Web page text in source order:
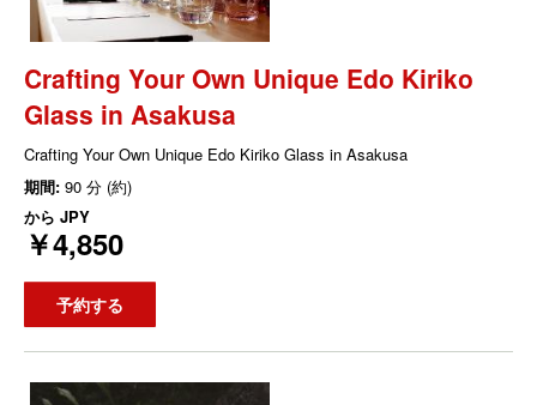
Crafting Your Own Unique Edo Kiriko
Glass in Asakusa
Crafting Your Own Unique Edo Kiriko Glass in Asakusa
期間: 90 分 (約)
から JPY
￥4,850
予約する